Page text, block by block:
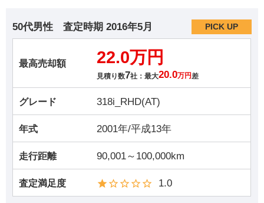
50代男性 査定時期 2016年5月 PICK UP
最高売却額 22.0万円
見積り数7社：最大20.0万円 差
グレード 318i_RHD(AT)
年式 2001年/平成13年
走行距離 90,001～100,000km
査定満足度 1.0